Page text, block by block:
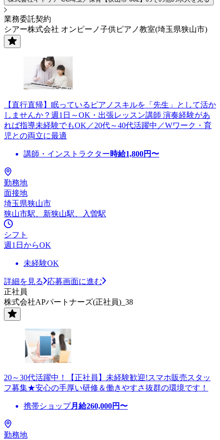
業務委託契約
シアー株式会社 オンピーノ子供ピアノ教室(埼玉県狭山市)
【直行直帰】眠っているピアノスキルを「先生」として活か
しませんか？週1日～OK・出張レッスン講師 演奏経験があ
れば指導未経験でもOK／20代～40代活躍中／Wワーク・育
児との両立に最適
講師・インストラクター時給1,800円〜
勤務地
面接地
埼玉県狭山市
狭山市駅、新狭山駅、入曽駅
シフト
週1日からOK
未経験OK
詳細を見る
応募画面に進む
正社員
株式会社APパートナーズ(正社員)_38
20～30代活躍中！【正社員】未経験歓迎!スマホ販売スタッ
フ募集★安心の手厚い研修＆働きやすさ抜群の環境です！
携帯ショップ月給260,000円〜
勤務地